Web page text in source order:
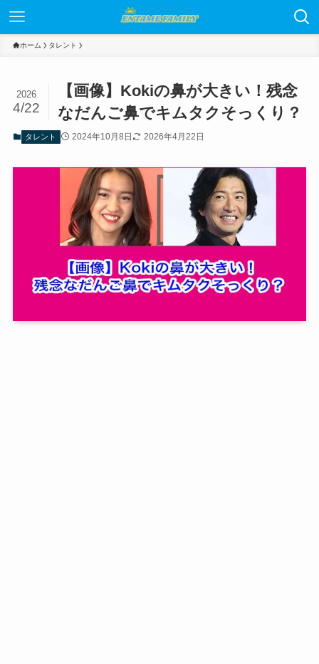
ホーム タレント
【画像】Kokiの鼻が大きい！残念
なだんご鼻でキムタクそっくり？
2026
4/22
タレント 2024年10月8日 2026年4月22日